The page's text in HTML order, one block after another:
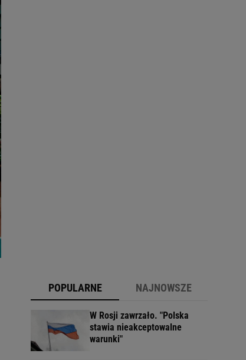
POPULARNE NAJNOWSZE
W Rosji zawrzało. "Polska
stawia nieakceptowalne
warunki"